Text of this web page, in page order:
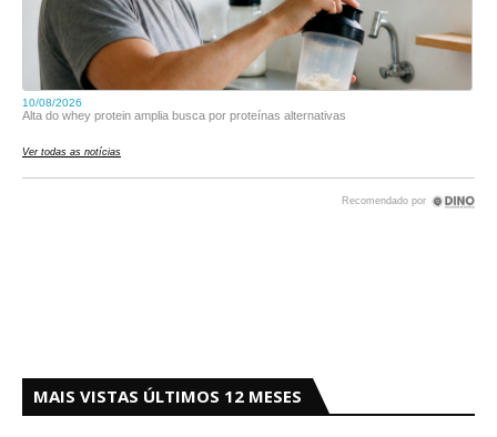
MAIS VISTAS ÚLTIMOS 12 MESES